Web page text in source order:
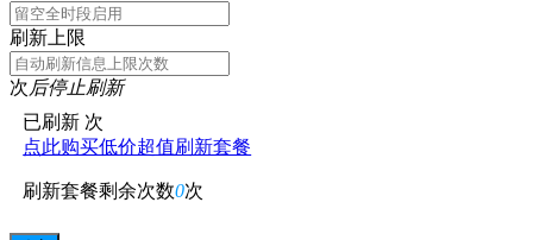
刷新上限
次后停止刷新
已刷新 次
点此购买低价超值刷新套餐
刷新套餐剩余次数0次